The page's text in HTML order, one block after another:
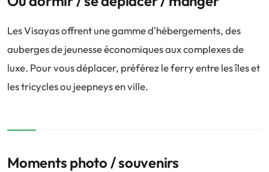
Les Visayas offrent une gamme d'hébergements, des
auberges de jeunesse économiques aux complexes de
luxe. Pour vous déplacer, préférez le ferry entre les îles et
les tricycles ou jeepneys en ville.
Moments photo / souvenirs